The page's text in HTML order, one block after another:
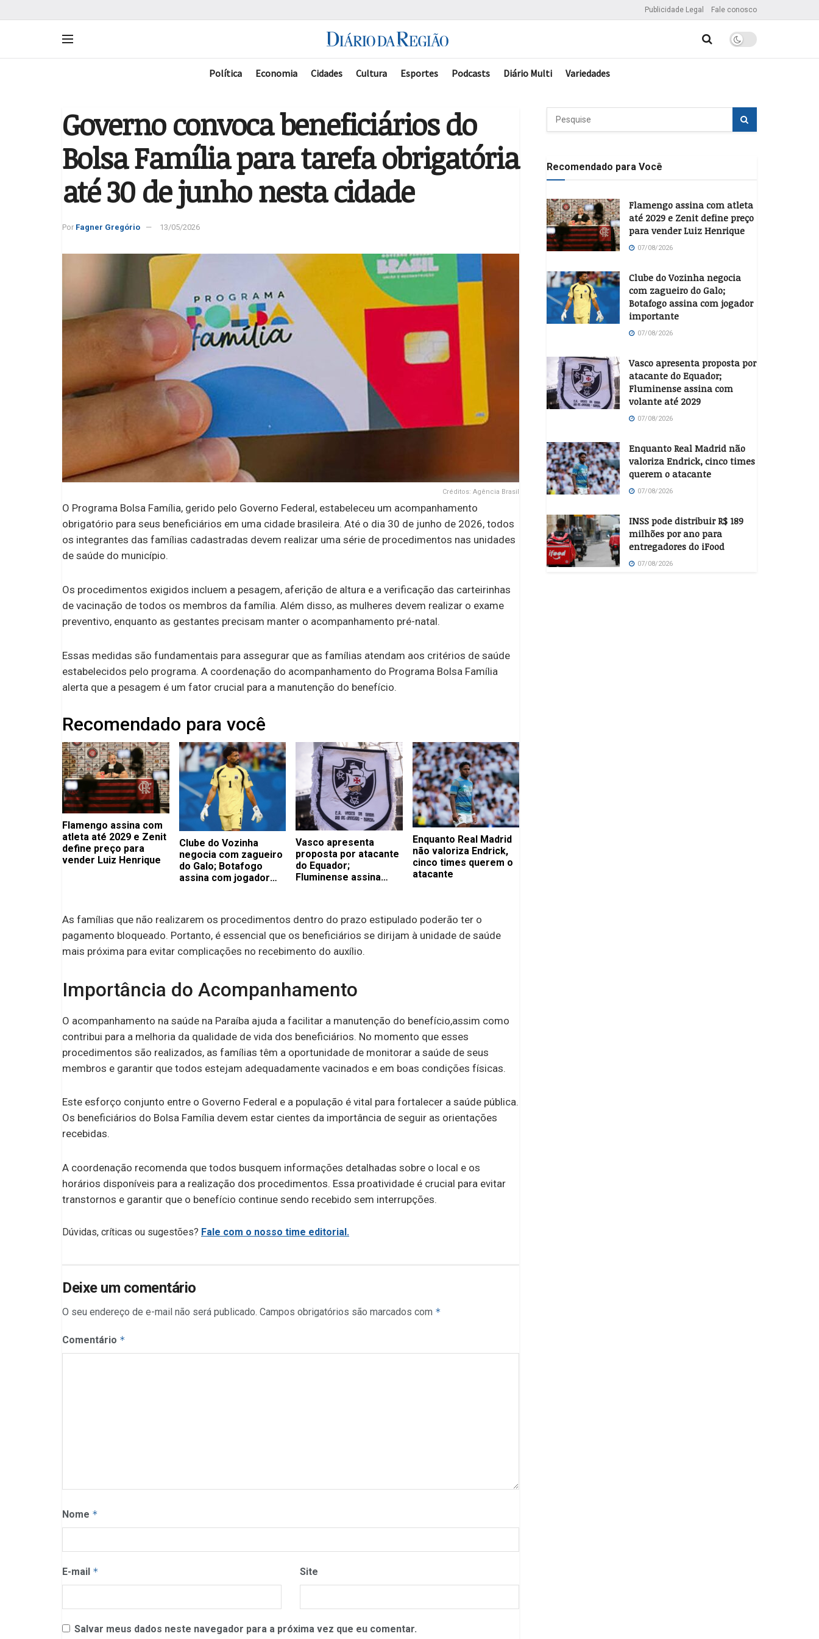
Publicidade Legal Fale conosco
Política Economia Cidades Cultura Esportes Podcasts Diário Multi Variedades
Governo convoca beneficiários do
Bolsa Família para tarefa obrigatória
até 30 de junho nesta cidade
Por Fagner Gregório 13/05/2026
Créditos: Agência Brasil
O Programa Bolsa Família, gerido pelo Governo Federal, estabeleceu um acompanhamento
obrigatório para seus beneficiários em uma cidade brasileira. Até o dia 30 de junho de 2026, todos
os integrantes das famílias cadastradas devem realizar uma série de procedimentos nas unidades
de saúde do município.
Os procedimentos exigidos incluem a pesagem, aferição de altura e a verificação das carteirinhas
de vacinação de todos os membros da família. Além disso, as mulheres devem realizar o exame
preventivo, enquanto as gestantes precisam manter o acompanhamento pré-natal.
Essas medidas são fundamentais para assegurar que as famílias atendam aos critérios de saúde
estabelecidos pelo programa. A coordenação do acompanhamento do Programa Bolsa Família
alerta que a pesagem é um fator crucial para a manutenção do benefício.
Recomendado para você
Flamengo assina com
atleta até 2029 e Zenit
define preço para
vender Luiz Henrique
Clube do Vozinha
negocia com zagueiro
do Galo; Botafogo
assina com jogador
Vasco apresenta
proposta por atacante
do Equador;
Fluminense assina
Enquanto Real Madrid
não valoriza Endrick,
cinco times querem o
atacante
As famílias que não realizarem os procedimentos dentro do prazo estipulado poderão ter o
pagamento bloqueado. Portanto, é essencial que os beneficiários se dirijam à unidade de saúde
mais próxima para evitar complicações no recebimento do auxílio.
Importância do Acompanhamento
O acompanhamento na saúde na Paraíba ajuda a facilitar a manutenção do benefício,assim como
contribui para a melhoria da qualidade de vida dos beneficiários. No momento que esses
procedimentos são realizados, as famílias têm a oportunidade de monitorar a saúde de seus
membros e garantir que todos estejam adequadamente vacinados e em boas condições físicas.
Este esforço conjunto entre o Governo Federal e a população é vital para fortalecer a saúde pública.
Os beneficiários do Bolsa Família devem estar cientes da importância de seguir as orientações
recebidas.
A coordenação recomenda que todos busquem informações detalhadas sobre o local e os
horários disponíveis para a realização dos procedimentos. Essa proatividade é crucial para evitar
transtornos e garantir que o benefício continue sendo recebido sem interrupções.
Dúvidas, críticas ou sugestões? Fale com o nosso time editorial.
Deixe um comentário
O seu endereço de e-mail não será publicado. Campos obrigatórios são marcados com *
Comentário *
Nome *
E-mail * Site
Salvar meus dados neste navegador para a próxima vez que eu comentar.
Recomendado para Você
Flamengo assina com atleta
até 2029 e Zenit define preço
para vender Luiz Henrique
07/08/2026
Clube do Vozinha negocia
com zagueiro do Galo;
Botafogo assina com jogador
importante
07/08/2026
Vasco apresenta proposta por
atacante do Equador;
Fluminense assina com
volante até 2029
07/08/2026
Enquanto Real Madrid não
valoriza Endrick, cinco times
querem o atacante
07/08/2026
INSS pode distribuir R$ 189
milhões por ano para
entregadores do iFood
07/08/2026